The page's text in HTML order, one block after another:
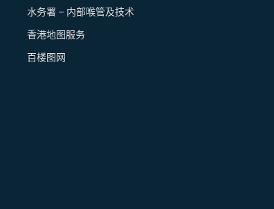
水务署 – 内部喉管及技术
香港地图服务
百楼图网